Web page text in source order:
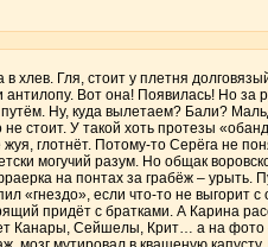
хлев. Гля, стоит у плетня
антилопу. Вот она! Появилась! Но
Ну, куда вылетаем? Бали?
не стоит. У такой хоть протезы
глотнёт. Потому-то Серёга не
могучий разум. Но общак
на понтах за грабёж – урыть.
«гнездо», если что-то не
придёт с братками. А Карина
Канары, Сейшелы, Крит… а на фото